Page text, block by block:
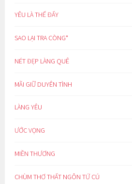
YÊU LÀ THẾ ĐẤY
SAO LẠI TRA CÒNG*
NÉT ĐẸP LÀNG QUÊ
MÃI GIỮ DUYÊN TÌNH
LÀNG YÊU
ƯỚC VỌNG
MIỀN THƯƠNG
CHÙM THƠ THẤT NGÔN TỨ CÚ